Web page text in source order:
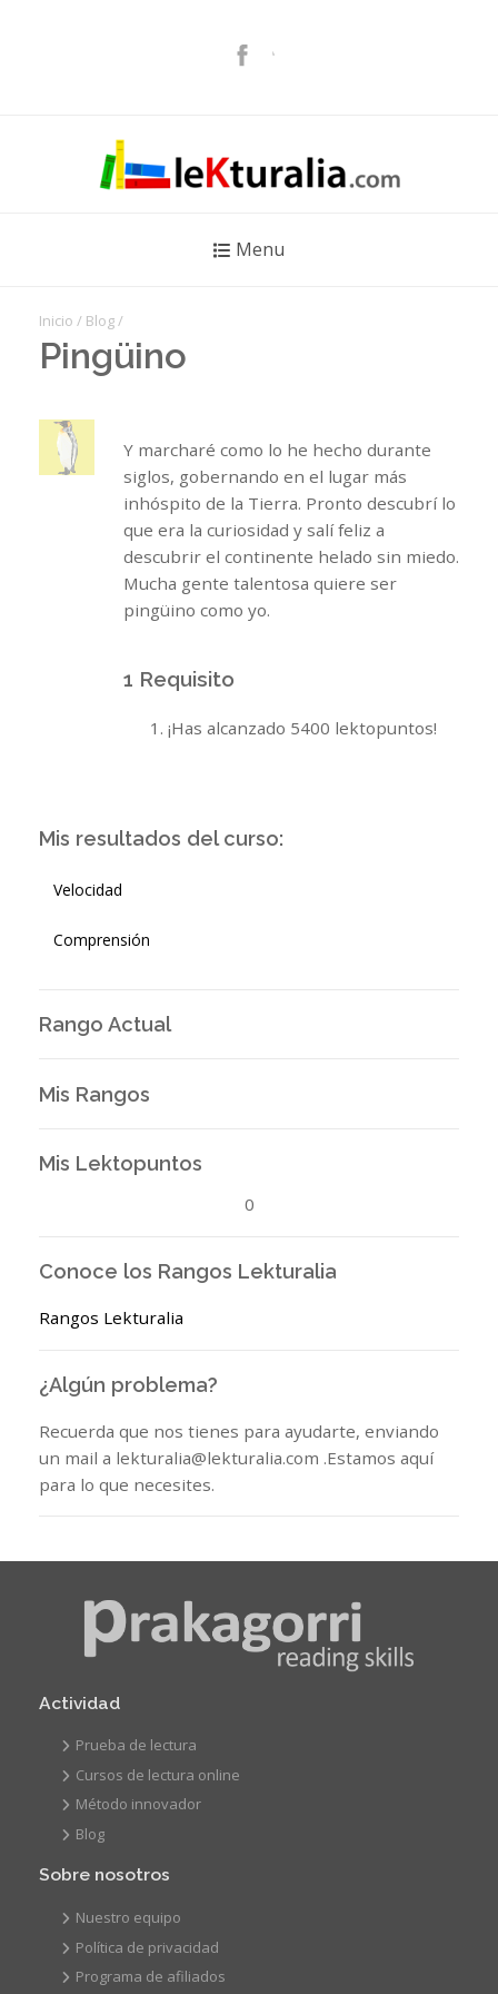
Menu
Inicio / Blog /
Pingüino
Y marcharé como lo he hecho durante
siglos, gobernando en el lugar más
inhóspito de la Tierra. Pronto descubrí lo
que era la curiosidad y salí feliz a
descubrir el continente helado sin miedo.
Mucha gente talentosa quiere ser
pingüino como yo.
1 Requisito
¡Has alcanzado 5400 lektopuntos!
Mis resultados del curso:
Velocidad
Comprensión
Rango Actual
Mis Rangos
Mis Lektopuntos
0
Conoce los Rangos Lekturalia
Rangos Lekturalia
¿Algún problema?
Recuerda que nos tienes para ayudarte, enviando
un mail a lekturalia@lekturalia.com .Estamos aquí
para lo que necesites.
Actividad
Prueba de lectura
Cursos de lectura online
Método innovador
Blog
Sobre nosotros
Nuestro equipo
Política de privacidad
Programa de afiliados